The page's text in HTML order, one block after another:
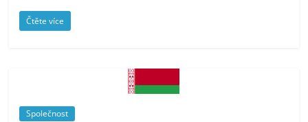
Čtěte více
Společnost